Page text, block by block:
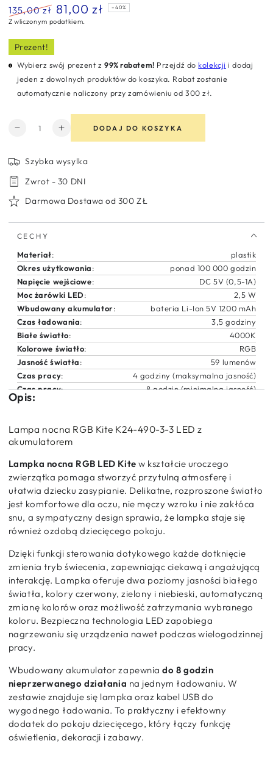
Normalna
135,00 zł
Cena
81,00 zł –40%
Z wliczonym podatkiem.
Prezent!
Wybierz swój prezent z99% rabatem! Przejdź dokolekcji i dodaj
jeden z dowolnych produktów do koszyka. Rabat zostanie
automatycznie naliczony przy zamówieniu od 300 zł.
Ilość
Zmniejsz
dla
Lampa
nocna
misiek
dla
różne
kolory
światła
z
kablem
USB
Panda
Kite
Zwiększ
ilość
dla
Lampa
nocna
misiek
kolory
światła
z
kablem
USB
Panda
Kite
DODAJ DO KOSZYKA
Szybka wysylka
Zwrot - 30 DNI
Darmowa Dostawa od 300 ZŁ
CECHY
Materiał:
plastik
Okres użytkowania:
ponad 100 000 godzin
Napięcie wejściowe:
DC 5V (0,5-1A)
Moc żarówki LED:
2,5 W
Wbudowany akumulator:
bateria Li-Ion 5V 1200 mAh
Czas ładowania:
3,5 godziny
Białe światło:
4000K
Kolorowe światło:
RGB
Jasność światła:
59 lumenów
Czas pracy:
4 godziny (maksymalna jasność)
Czas pracy: 8 godzin (minimalna jasność)
Opis:
Lampa nocna RGB Kite K24-490-3-3 LED z
akumulatorem
Lampka nocna RGB LED Kitew kształcie uroczego
zwierzątka pomaga stworzyć przytulną atmosferę i
ułatwia dziecku zasypianie. Delikatne, rozproszone światło
jest komfortowe dla oczu, nie męczy wzroku i nie zakłóca
snu, a sympatyczny design sprawia, że lampka staje się
również ozdobą dziecięcego pokoju.
Dzięki funkcji sterowania dotykowego każde dotknięcie
zmienia tryb świecenia, zapewniając ciekawą i angażującą
interakcję. Lampka oferuje dwa poziomy jasności białego
światła, kolory czerwony, zielony i niebieski, automatyczną
zmianę kolorów oraz możliwość zatrzymania wybranego
koloru. Bezpieczna technologia LED zapobiega
nagrzewaniu się urządzenia nawet podczas wielogodzinnej
pracy.
Wbudowany akumulator zapewniado 8 godzin
nieprzerwanego działania na jednym ładowaniu. W
zestawie znajduje się lampka oraz kabel USB do
wygodnego ładowania. To praktyczny i efektowny
dodatek do pokoju dziecięcego, który łączy funkcję
oświetlenia, dekoracji i zabawy.